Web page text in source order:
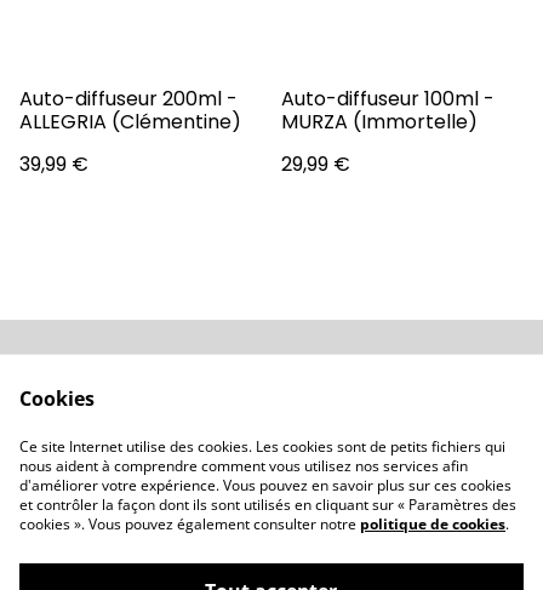
Auto-diffuseur 200ml -
ALLEGRIA (Clémentine)
39,99 €
Auto-diffuseur 100ml -
MURZA (Immortelle)
29,99 €
Politique de cookies
Revendeurs
Contactez-nous
Cookies
Ce site Internet utilise des cookies. Les cookies sont de petits fichiers qui
nous aident à comprendre comment vous utilisez nos services afin
d'améliorer votre expérience. Vous pouvez en savoir plus sur ces cookies
et contrôler la façon dont ils sont utilisés en cliquant sur « Paramètres des
cookies ». Vous pouvez également consulter notre politique de cookies.